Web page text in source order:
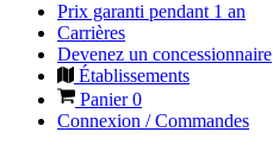
Prix garanti pendant 1 an
Carrières
Devenez un concessionnaire
Établissements
Panier0
Connexion / Commandes